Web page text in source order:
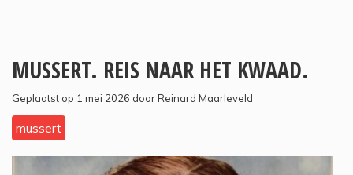
MUSSERT. REIS NAAR HET KWAAD.
Geplaatst op 1 mei 2026 door Reinard Maarleveld
mussert